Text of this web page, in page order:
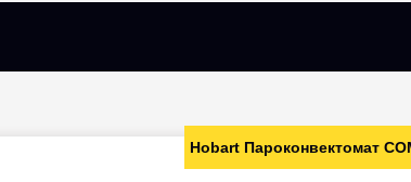
Hobart Пароконвектомат